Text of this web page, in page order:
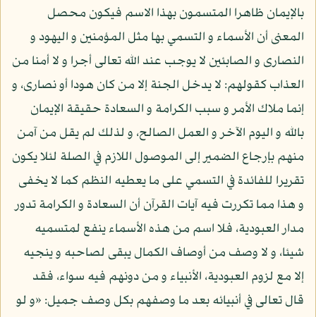
بالإيمان ظاهرا المتسمون بهذا الاسم فيكون محصل
المعنى أن الأسماء و التسمي بها مثل المؤمنين و اليهود و
النصارى و الصابئين لا يوجب عند الله تعالى أجرا و لا أمنا من
العذاب كقولهم: لا يدخل الجنة إلا من كان هودا أو نصارى، و
إنما ملاك الأمر و سبب الكرامة و السعادة حقيقة الإيمان
بالله و اليوم الآخر و العمل الصالح، و لذلك لم يقل من آمن
منهم بإرجاع الضمير إلى الموصول اللازم في الصلة لئلا يكون
تقريرا للفائدة في التسمي على ما يعطيه النظم كما لا يخفى
و هذا مما تكررت فيه آيات القرآن أن السعادة و الكرامة تدور
مدار العبودية، فلا اسم من هذه الأسماء ينفع لمتسميه
شيئا، و لا وصف من أوصاف الكمال يبقى لصاحبه و ينجيه
إلا مع لزوم العبودية، الأنبياء و من دونهم فيه سواء، فقد
قال تعالى في أنبيائه بعد ما وصفهم بكل وصف جميل: «و لو